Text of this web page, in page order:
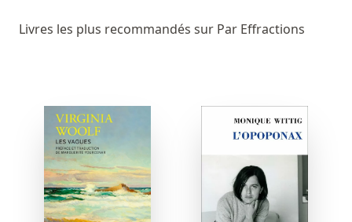
Livres les plus recommandés sur Par Effractions